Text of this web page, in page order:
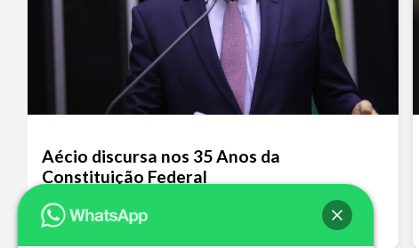
Aécio discursa nos 35 Anos da
Constituição Federal
Leia mais >>